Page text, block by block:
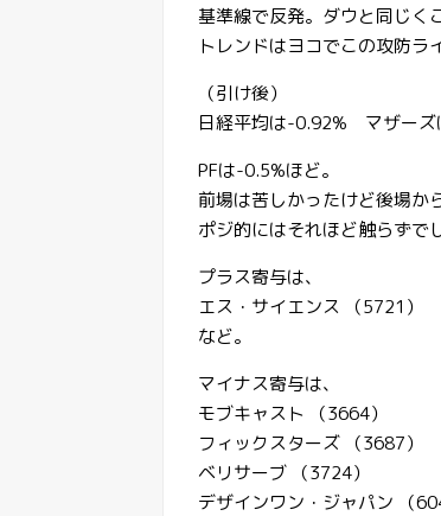
基準線で反発。ダウと同じく
トレンドはヨコでこの攻防ラ
（引け後）
日経平均は-0.92% マザーズ
PFは-0.5%ほど。
前場は苦しかったけど後場か
ポジ的にはそれほど触らずで
プラス寄与は、
エス・サイエンス （5721）
など。
マイナス寄与は、
モブキャスト （3664）
フィックスターズ （3687）
ベリサーブ （3724）
デザインワン・ジャパン （